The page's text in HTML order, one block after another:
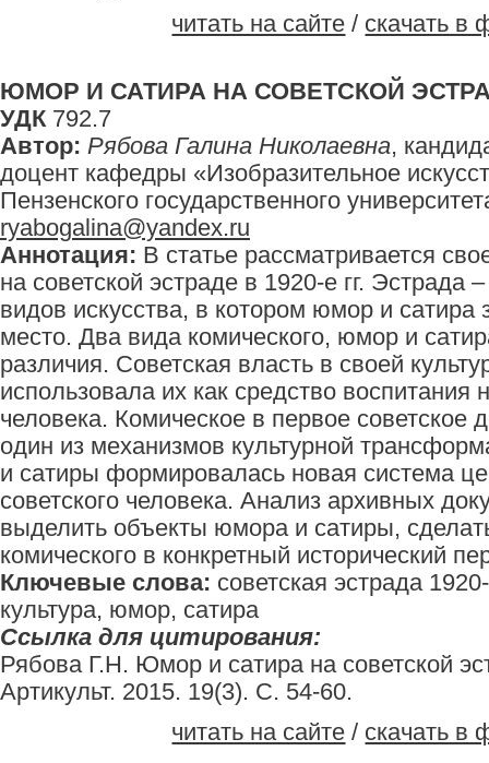
читать на сайте / скачать в
ЮМОР И САТИРА НА СОВЕТСКОЙ
УДК792.7
Автор: Рябова Галина Николаевна,
доцент кафедры «Изобразительное
Пензенского государственного
ryabogalina@yandex.ru
Аннотация: В статье рассматривается
на советской эстраде в 1920-е гг.
видов искусства, в котором юмор и сатира
место. Два вида комического, юмор и
различия. Советская власть в своей
использовала их как средство воспитания
человека. Комическое в первое советское
один из механизмов культурной
и сатиры формировалась новая система
советского человека. Анализ архивных
выделить объекты юмора и сатиры,
комического в конкретный исторический
Ключевые слова: советская эстрада
культура, юмор, сатира
Ссылка для цитирования:
Рябова Г.Н. Юмор и сатира на советской
Артикульт. 2015. 19(3). С. 54-60.
читать на сайте / скачать в